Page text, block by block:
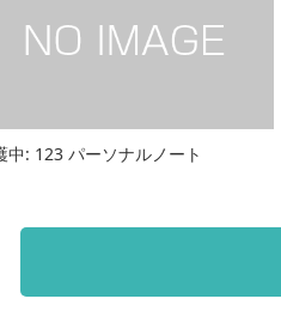
中: 123 パーソナルノート